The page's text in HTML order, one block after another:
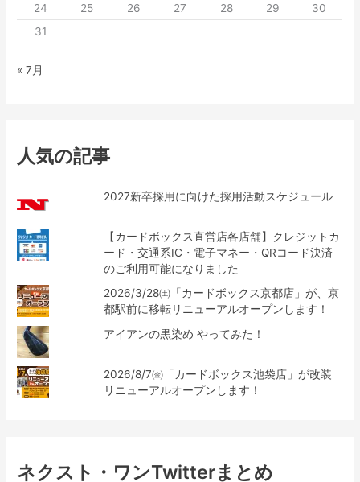
24
25 26 27 28 29
30
31
« 7月
人気の記事
2027新卒採用に向けた採用活動スケジュール
【カードボックス直営店各店舗】クレジットカ
ード・交通系IC・電子マネー・QRコード決済
のご利用可能になりました
2026/3/28㈯「カードボックス京都店」が、京
都駅前に移転リニューアルオープンします！
アイアンの黒染め やってみた！
2026/8/7㈮「カードボックス池袋店」が改装
リニューアルオープンします！
ネクスト・ワンTwitterまとめ